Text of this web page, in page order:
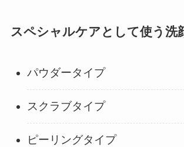
スペシャルケアとして使う洗
パウダータイプ
スクラブタイプ
ピーリングタイプ